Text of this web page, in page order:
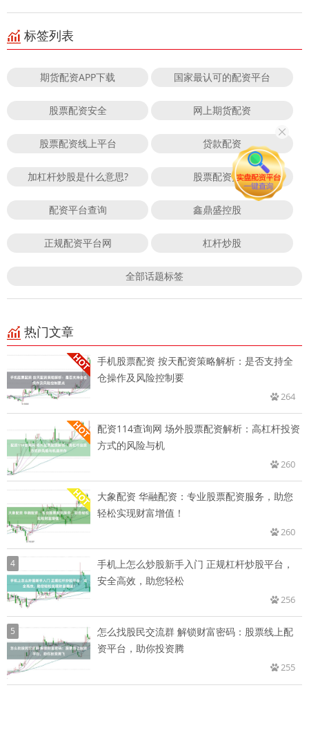
标签列表
期货配资APP下载 国家最认可的配资平台
股票配资安全 网上期货配资
股票配资线上平台 贷款配资
加杠杆炒股是什么意思? 股票配资搜狐
配资平台查询 鑫鼎盛控股
正规配资平台网 杠杆炒股
全部话题标签
热门文章
手机股票配资 按天配资策略解析：是否支持全
仓操作及风险控制要
264
配资114查询网 场外股票配资解析：高杠杆投资
方式的风险与机
260
大象配资 华融配资：专业股票配资服务，助您
轻松实现财富增值！
260
4
手机上怎么炒股新手入门 正规杠杆炒股平台，
安全高效，助您轻松
256
5
怎么找股民交流群 解锁财富密码：股票线上配
资平台，助你投资腾
255